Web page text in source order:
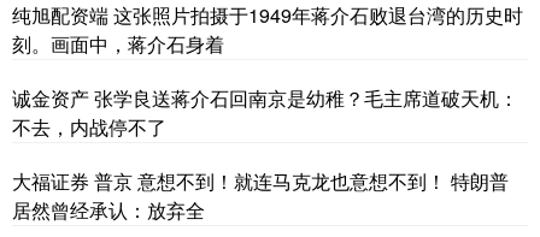
纯旭配资端 这张照片拍摄于1949年蒋介石败退台湾的历史时
刻。画面中，蒋介石身着
诚金资产 张学良送蒋介石回南京是幼稚？毛主席道破天机：
不去，内战停不了
大福证券 普京 意想不到！就连马克龙也意想不到！ 特朗普
居然曾经承认：放弃全